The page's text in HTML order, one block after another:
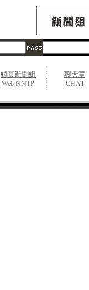
網頁新聞組
Web NNTP
聊天室
CHAT